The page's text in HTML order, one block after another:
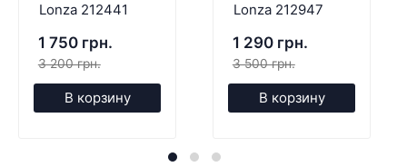
Lonza 212441
1 750 грн.
3 200 грн.
В корзину
Lonza 212947
1 290 грн.
3 500 грн.
В корзину